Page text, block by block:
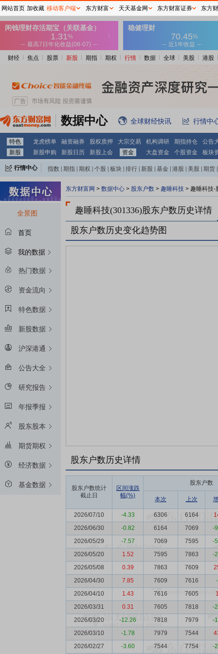
财经 焦点 股票 新股 期指 期权 行情 数据 全球 美股 港股
数据中心 全球财经快讯 行情中
特色 龙虎榜单 融资融券 股权质押 大宗交易 机构调研 期指持仓
公告
新股
新股申购 新股日历 新股上会 资金 大盘资金 个股资金 板块
行情中心 指数 期指 期权 个股 板块 排行 新股 基金 港股 美股 期货
全景图
首页
我的数据
热门数据
资金流向
特色数据
新股数据
沪深港通
公告大全
研究报告
年报季报
股东股本
期货期权
经济数据
基金数据
东方财富网 > 数据中心 > 股东户数 > 趣睡科技 > 趣睡科技-
趣睡科技(301336)股东户数历史详情
股东户数历史变化趋势图
股东户数历史详情
股东户数统计
截止日
区间涨跌
幅(%)
股东户数
本次 上次
2026/07/10 -4.33 6306 6164
2026/06/30
-0.82 6164 7069
-
2026/05/29
-7.57 7069 7595
-
2026/05/20
1.52 7595 7863
-
2026/05/08
0.39 7863 7609
2026/04/30
7.85 7609 7616
2026/04/10
1.43 7616 7605
2026/03/31
0.31 7605 7818
-
2026/03/20
-12.26 7818 7979
-
2026/03/10
-1.78 7979 7544
2026/02/27
-3.60 7544 7754
-
网站首页 加收藏 移动客户端 东方财富 天天基金网 东方财富证券 东方